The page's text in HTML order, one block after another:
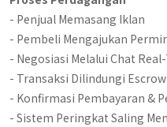
- Penjual Memasang Iklan
- Pembeli Mengajukan
- Negosiasi Melalui Chat
- Transaksi Dilindungi Escrow
- Konfirmasi Pembayaran &
- Sistem Peringkat Saling